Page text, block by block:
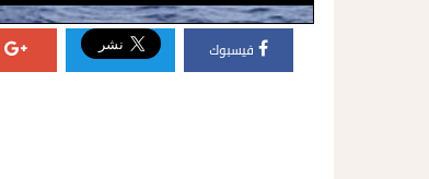
فيسبوك